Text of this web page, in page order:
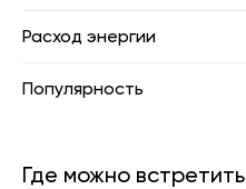
Расход энергии
Популярность
Где можно встретить